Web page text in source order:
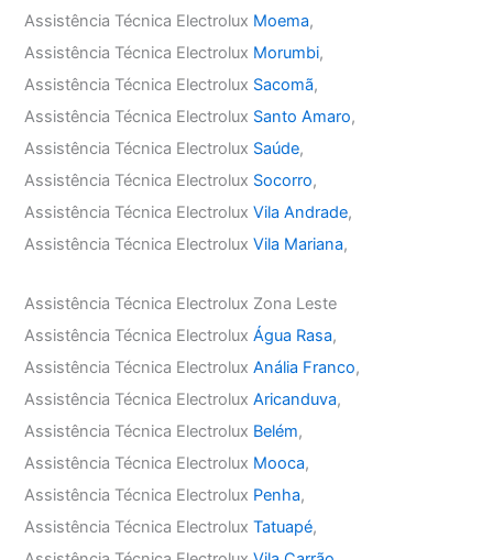
Assistência Técnica Electrolux Moema,
Assistência Técnica Electrolux Morumbi,
Assistência Técnica Electrolux Sacomã,
Assistência Técnica Electrolux Santo Amaro,
Assistência Técnica Electrolux Saúde,
Assistência Técnica Electrolux Socorro,
Assistência Técnica ElectroluxVila Andrade,
Assistência Técnica ElectroluxVila Mariana,
Assistência Técnica Electrolux Zona Leste
Assistência Técnica ElectroluxÁgua Rasa,
Assistência Técnica ElectroluxAnália Franco,
Assistência Técnica ElectroluxAricanduva,
Assistência Técnica Electrolux Belém,
Assistência Técnica Electrolux Mooca,
Assistência Técnica Electrolux Penha,
Assistência Técnica ElectroluxTatuapé,